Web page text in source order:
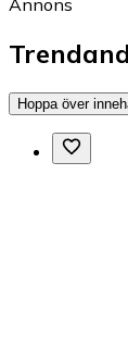
Hoppa över